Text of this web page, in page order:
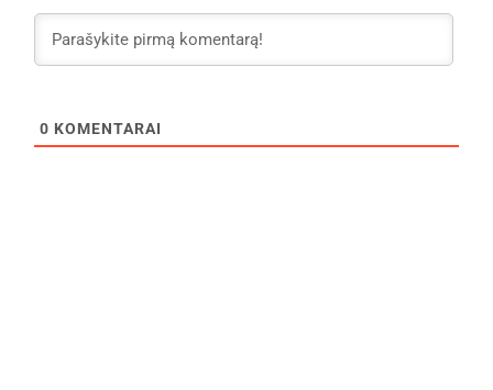
0 KOMENTARAI